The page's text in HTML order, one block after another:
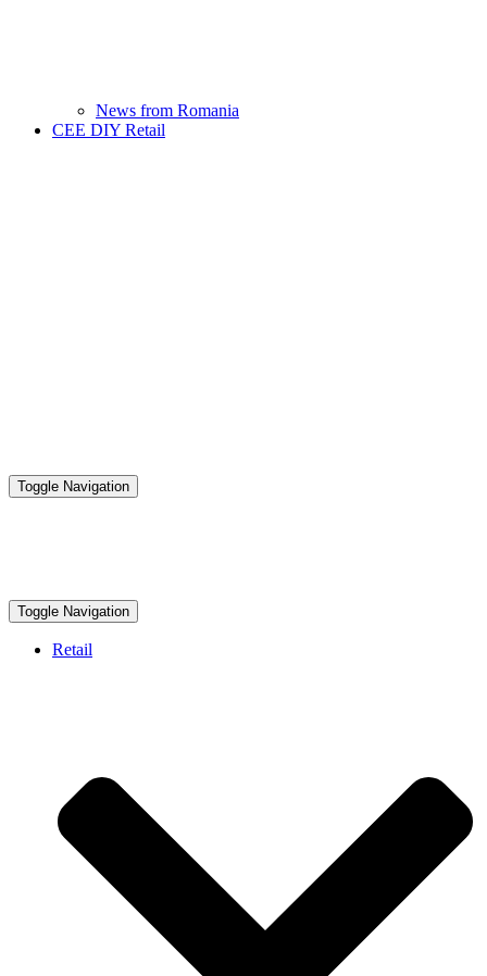
News from Romania
CEE DIY Retail
Toggle Navigation
Toggle Navigation
Retail